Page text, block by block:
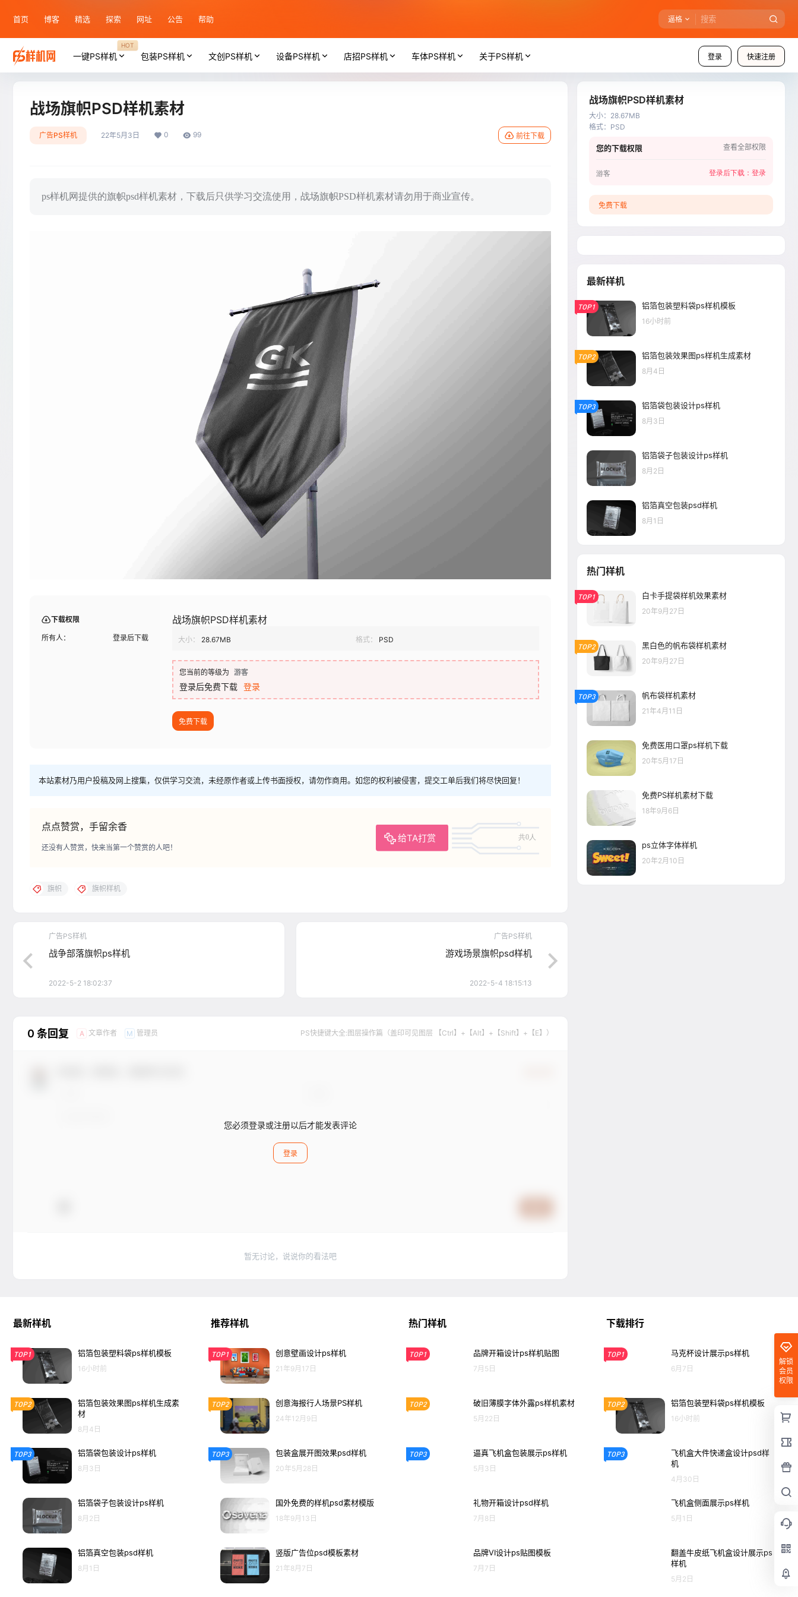
首页 博客 精选 探索 网址 公告 帮助 逼格
登录 快速注册
一键PS样机
HOT
包装PS样机 文创PS样机 设备PS样机 店招PS样机 车体PS样机 关于PS样机
战场旗帜PSD样机素材
广告PS样机 22年5月3日 0 99 前往下载
ps样机网提供的旗帜psd样机素材，下载后只供学习交流使用，战场旗帜PSD样机素材请勿用于商业宣传。
下载权限
所有人： 登录后下载
战场旗帜PSD样机素材
大小： 28.67MB 格式： PSD
您当前的等级为 游客
登录后免费下载 登录
免费下载
本站素材乃用户投稿及网上搜集，仅供学习交流，未经原作者或上传书面授权，请勿作商用。如您的权利被侵害，提交工单后我们将尽快回复！
点点赞赏，手留余香
给TA打赏 共0人
还没有人赞赏，快来当第一个赞赏的人吧！
旗帜 旗帜样机
广告PS样机
战争部落旗帜ps样机
2022-5-2 18:02:37
广告PS样机
游戏场景旗帜psd样机
2022-5-4 18:15:13
0 条回复 A 文章作者 M 管理员 PS快捷键大全:图层操作篇（盖印可见图层 【Ctrl】+【Alt】+【Shift】+【E】）
您必须登录或注册以后才能发表评论
登录
暂无讨论，说说你的看法吧
战场旗帜PSD样机素材
大小： 28.67MB
格式： PSD
您的下载权限 查看全部权限
游客 登录后下载： 登录
免费下载
最新样机
TOP1 铝箔包装塑料袋ps样机模板
16小时前
TOP2 铝箔包装效果图ps样机生成素材
8月4日
TOP3 铝箔袋包装设计ps样机
8月3日
铝箔袋子包装设计ps样机
8月2日
铝箔真空包装psd样机
8月1日
热门样机
TOP1 白卡手提袋样机效果素材
20年9月27日
TOP2 黑白色的帆布袋样机素材
20年9月27日
TOP3 帆布袋样机素材
21年4月11日
免费医用口罩ps样机下载
20年5月17日
免费PS样机素材下载
18年9月6日
ps立体字体样机
20年2月10日
解锁
会员
权限
最新样机
TOP1 铝箔包装塑料袋ps样机模板
16小时前
TOP2
铝箔包装效果图ps样机生成素
材
8月4日
TOP3 铝箔袋包装设计ps样机
8月3日
铝箔袋子包装设计ps样机
8月2日
铝箔真空包装psd样机
8月1日
推荐样机
TOP1 创意壁画设计ps样机
21年9月17日
TOP2 创意海报行人场景PS样机
24年12月9日
TOP3 包装盒展开图效果psd样机
20年5月28日
国外免费的样机psd素材模版
18年9月13日
竖版广告位psd模板素材
21年8月7日
热门样机
TOP1 品牌开箱设计ps样机贴图
7月5日
TOP2 破旧薄膜字体外露ps样机素材
5月22日
TOP3 逼真飞机盒包装展示ps样机
5月3日
礼物开箱设计psd样机
7月8日
品牌VI设计ps贴图模板
7月7日
下载排行
TOP1 马克杯设计展示ps样机
6月7日
TOP2 铝箔包装塑料袋ps样机模板
16小时前
TOP3
飞机盒大件快递盒设计psd样
机
4月30日
飞机盒侧面展示ps样机
5月1日
翻盖牛皮纸飞机盒设计展示ps
样机
5月2日